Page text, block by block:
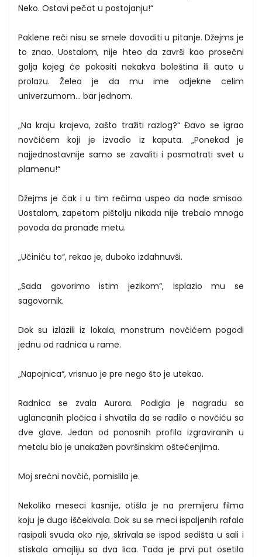
Neko. Ostavi pečat u postojanju!“
Paklene reči nisu se smele dovoditi u pitanje. Džejms je
to znao. Uostalom, nije hteo da završi kao prosečni
golja kojeg će pokositi nekakva boleština ili auto u
prolazu. Želeo je da mu ime odjekne celim
univerzumom... bar jednom.
„Na kraju krajeva, zašto tražiti razlog?“ Đavo se igrao
novčićem koji je izvadio iz kaputa. „Ponekad je
najjednostavnije samo se zavaliti i posmatrati svet u
plamenu!“
Džejms je čak i u tim rečima uspeo da nađe smisao.
Uostalom, zapetom pištolju nikada nije trebalo mnogo
povoda da pronađe metu.
„Učiniću to“, rekao je, duboko izdahnuvši.
„Sada govorimo istim jezikom“, isplazio mu se
sagovornik.
Dok su izlazili iz lokala, monstrum novčićem pogodi
jednu od radnica u rame.
„Napojnica“, vrisnuo je pre nego što je utekao.
Radnica se zvala Aurora. Podigla je nagradu sa
uglancanih pločica i shvatila da se radilo o novčiću sa
dve glave. Jedan od ponosnih profila izgraviranih u
metalu bio je unakažen površinskim oštećenjima.
Moj srećni novčić, pomislila je.
Nekoliko meseci kasnije, otišla je na premijeru filma
koju je dugo iščekivala. Dok su se meci ispaljenih rafala
rasipali svuda oko nje, skrivala se ispod sedišta u sali i
stiskala amajliju sa dva lica. Tada je prvi put osetila